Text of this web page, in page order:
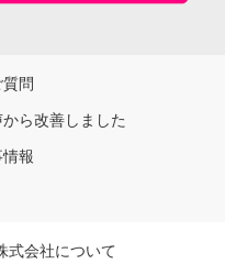
問
ら改善しました
報
式会社について